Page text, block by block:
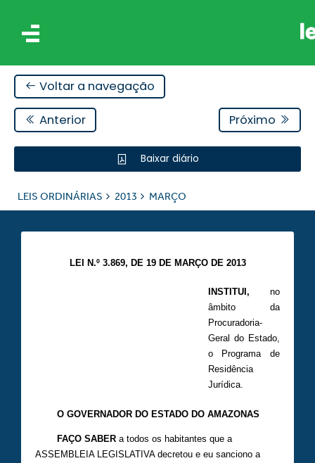
Voltar a navegação
Anterior Próximo
Baixar diário
LEIS ORDINÁRIAS 2013 MARÇO
LEI N.º 3.869, DE 19 DE MARÇO DE 2013
INSTITUI , no
âmbito da
Procuradoria-
Geral do Estado,
o Programa de
Residência
Jurídica.
O GOVERNADOR DO ESTADO DO AMAZONAS
FAÇO SABERa todos os habitantes que a
ASSEMBLEIA LEGISLATIVA decretou e eu sanciono a